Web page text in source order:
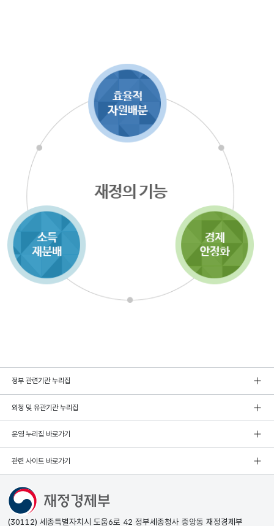
정부 관련기관 누리집
외청 및 유관기관 누리집
운영 누리집 바로가기
관련 사이트 바로가기
(30112) 세종특별자치시 도움6로 42 정부세종청사 중앙동 재정경제부